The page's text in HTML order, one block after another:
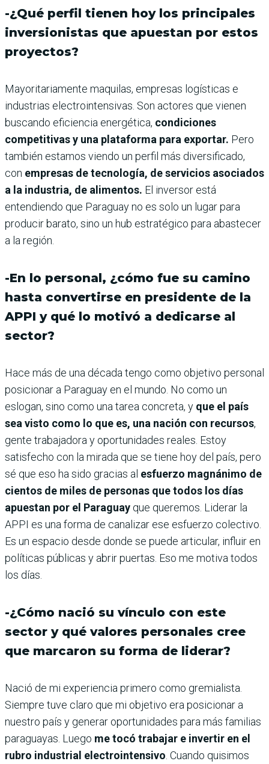
-¿Qué perfil tienen hoy los principales
inversionistas que apuestan por estos
proyectos?
Mayoritariamente maquilas, empresas logísticas e
industrias electrointensivas. Son actores que vienen
buscando eficiencia energética, condiciones
competitivas y una plataforma para exportar. Pero
también estamos viendo un perfil más diversificado,
con empresas de tecnología, de servicios asociados
a la industria, de alimentos. El inversor está
entendiendo que Paraguay no es solo un lugar para
producir barato, sino un hub estratégico para abastecer
a la región.
-En lo personal, ¿cómo fue su camino
hasta convertirse en presidente de la
APPI y qué lo motivó a dedicarse al
sector?
Hace más de una década tengo como objetivo personal
posicionar a Paraguay en el mundo. No como un
eslogan, sino como una tarea concreta, y que el país
sea visto como lo que es, una nación con recursos,
gente trabajadora y oportunidades reales. Estoy
satisfecho con la mirada que se tiene hoy del país, pero
sé que eso ha sido gracias al esfuerzo magnánimo de
cientos de miles de personas que todos los días
apuestan por el Paraguay que queremos. Liderar la
APPI es una forma de canalizar ese esfuerzo colectivo.
Es un espacio desde donde se puede articular, influir en
políticas públicas y abrir puertas. Eso me motiva todos
los días.
-¿Cómo nació su vínculo con este
sector y qué valores personales cree
que marcaron su forma de liderar?
Nació de mi experiencia primero como gremialista.
Siempre tuve claro que mi objetivo era posicionar a
nuestro país y generar oportunidades para más familias
paraguayas. Luego me tocó trabajar e invertir en el
rubro industrial electrointensivo . Cuando quisimos